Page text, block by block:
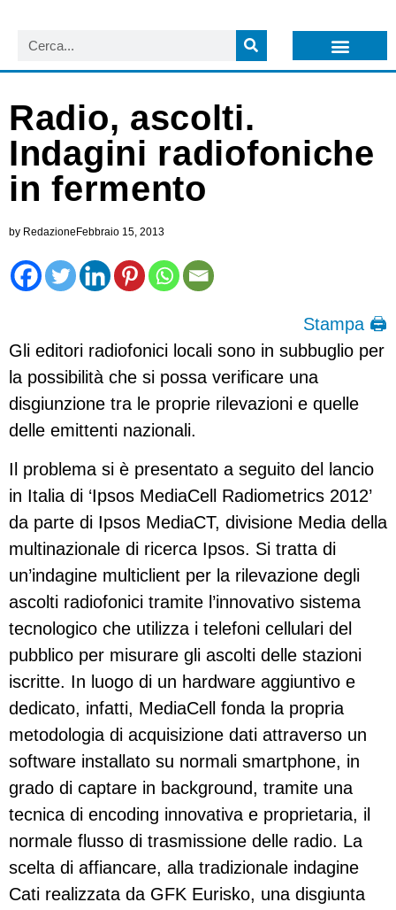
Radio, ascolti.
Indagini radiofoniche
in fermento
by Redazione Febbraio 15, 2013
Stampa 🖨
Gli editori radiofonici locali sono in subbuglio per
la possibilità che si possa verificare una
disgiunzione tra le proprie rilevazioni e quelle
delle emittenti nazionali.
Il problema si è presentato a seguito del lancio
in Italia di ‘Ipsos MediaCell Radiometrics 2012’
da parte di Ipsos MediaCT, divisione Media della
multinazionale di ricerca Ipsos. Si tratta di
un’indagine multiclient per la rilevazione degli
ascolti radiofonici tramite l’innovativo sistema
tecnologico che utilizza i telefoni cellulari del
pubblico per misurare gli ascolti delle stazioni
iscritte. In luogo di un hardware aggiuntivo e
dedicato, infatti, MediaCell fonda la propria
metodologia di acquisizione dati attraverso un
software installato su normali smartphone, in
grado di captare in background, tramite una
tecnica di encoding innovativa e proprietaria, il
normale flusso di trasmissione delle radio. La
scelta di affiancare, alla tradizionale indagine
Cati realizzata da GFK Eurisko, una disgiunta